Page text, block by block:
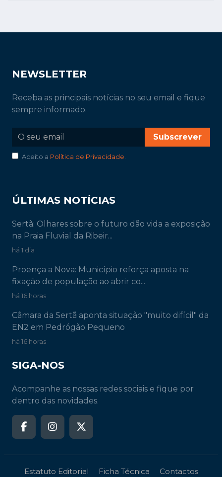
NEWSLETTER
Receba as principais notícias no seu email e fique
sempre informado.
Subscrever
Aceito a Política de Privacidade
ÚLTIMAS NOTÍCIAS
Sertã: Olhares sobre o futuro dão vida a exposição
na Praia Fluvial da Ribeir...
há 1 dia
Proença a Nova: Município reforça aposta na
fixação de população ao abrir co...
há 16 horas
Câmara da Sertã aponta situação "muito difícil" da
EN2 em Pedrógão Pequeno
há 16 horas
SIGA-NOS
Acompanhe as nossas redes sociais e fique por
dentro das novidades.
Estatuto Editorial Ficha Técnica Contactos